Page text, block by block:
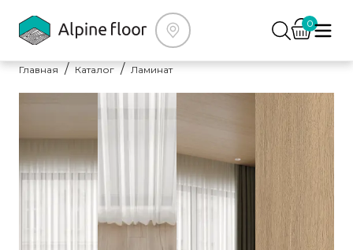
0
Главная Каталог Ламинат